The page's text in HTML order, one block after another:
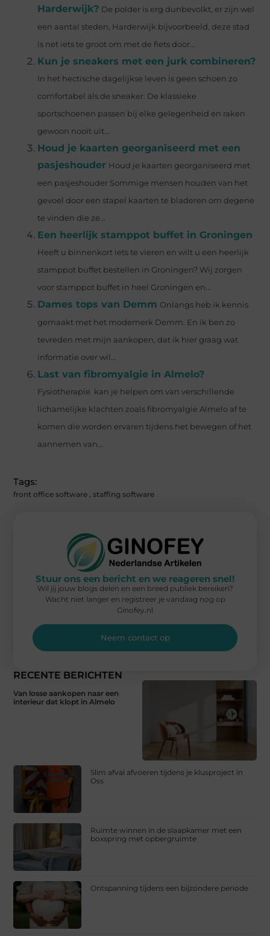
Harderwijk? De polder is erg dunbevolkt, er zijn wel
een aantal steden, Harderwijk bijvoorbeeld, deze stad
is net iets te groot om met de fiets door...
Kun je sneakers met een jurk combineren?
In het hectische dagelijkse leven is geen schoen zo
comfortabel als de sneaker. De klassieke
sportschoenen passen bij elke gelegenheid en raken
gewoon nooit uit...
Houd je kaarten georganiseerd met een
pasjeshouder Houd je kaarten georganiseerd met
een pasjeshouder Sommige mensen houden van het
gevoel door een stapel kaarten te bladeren om degene
te vinden die ze...
Een heerlijk stamppot buffet in Groningen
Heeft u binnenkort iets te vieren en wilt u een heerlijk
stamppot buffet bestellen in Groningen? Wij zorgen
voor stamppot buffet in heel Groningen en...
Dames tops van Demm Onlangs heb ik kennis
gemaakt met het modemerk Demm. En ik ben zo
tevreden met mijn aankopen, dat ik hier graag wat
informatie over wil...
Last van fibromyalgie in Almelo?
Fysiotherapie kan je helpen om van verschillende
lichamelijke klachten zoals fibromyalgie Almelo af te
komen die worden ervaren tijdens het bewegen of het
aannemen van...
Tags:
front office software ,staffing software
RECENTE BERICHTEN
Van losse aankopen naar een
interieur dat klopt in Almelo
Slim afval afvoeren tijdens je klusproject in
Oss
Ruimte winnen in de slaapkamer met een
boxspring met opbergruimte
Ontspanning tijdens een bijzondere periode
Stuur ons een bericht en we reageren snel!
Wil jij jouw blogs delen en een breed publiek bereiken?
Wacht niet langer en registreer je vandaag nog op
Ginofey.nl
Neem contact op